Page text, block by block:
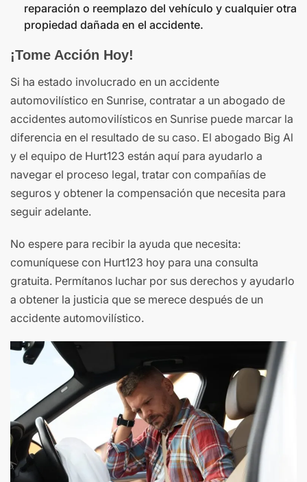
reparación o reemplazo del vehículo y cualquier otra
propiedad dañada en el accidente.
¡Tome Acción Hoy!
Si ha estado involucrado en un accidente
automovilístico en Sunrise, contratar a un abogado de
accidentes automovilísticos en Sunrise puede marcar la
diferencia en el resultado de su caso. El abogado Big Al
y el equipo de Hurt123 están aquí para ayudarlo a
navegar el proceso legal, tratar con compañías de
seguros y obtener la compensación que necesita para
seguir adelante.
No espere para recibir la ayuda que necesita:
comuníquese con Hurt123 hoy para una consulta
gratuita. Permítanos luchar por sus derechos y ayudarlo
a obtener la justicia que se merece después de un
accidente automovilístico.